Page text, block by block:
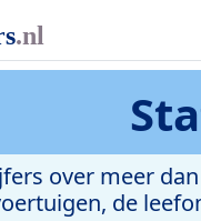
over meer
de